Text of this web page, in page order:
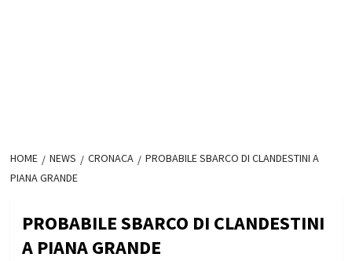
HOME NEWS CRONACA
PROBABILE SBARCO DI CLANDESTINI A
PIANA GRANDE
PROBABILE SBARCO DI CLANDESTINI
A PIANA GRANDE